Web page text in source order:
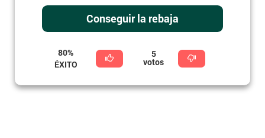
Conseguir la rebaja
80%
ÉXITO
5
votos